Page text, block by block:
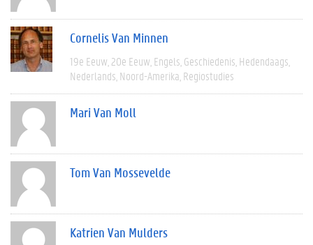
Cornelis Van Minnen
19e Eeuw 20e Eeuw Engels Geschiedenis Hedendaags
Nederlands Noord-Amerika Regiostudies
Mari Van Moll
Tom Van Mossevelde
Katrien Van Mulders